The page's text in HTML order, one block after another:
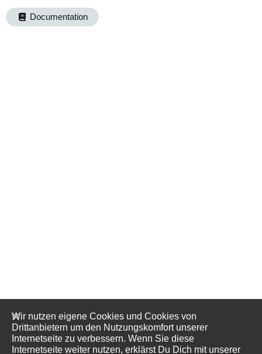
Documentation
Wir nutzen eigene Cookies und Cookies von
Drittanbietern um den Nutzungskomfort unserer
Internetseite zu verbessern. Wenn Sie diese
Internetseite weiter nutzen, erklärst Du Dich mit unserer